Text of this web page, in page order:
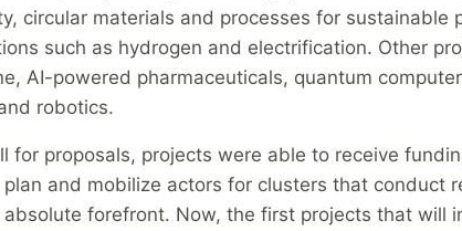
circular materials and processes for sustainable
such as hydrogen and electrification. Other
AI-powered pharmaceuticals, quantum
robotics.
for proposals, projects were able to receive
and mobilize actors for clusters that conduct
forefront. Now, the first projects that will